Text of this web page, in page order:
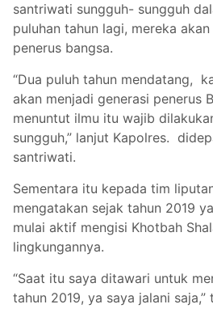
santriwati sungguh- sungguh
puluhan tahun lagi, mereka
penerus bangsa.
“Dua puluh tahun mendatang,
akan menjadi generasi penerus
menuntut ilmu itu wajib
sungguh,” lanjut Kapolres.
santriwati.
Sementara itu kepada tim
mengatakan sejak tahun 2019
mulai aktif mengisi Khotbah
lingkungannya.
“Saat itu saya ditawari untuk
tahun 2019, ya saya jalani saja,”